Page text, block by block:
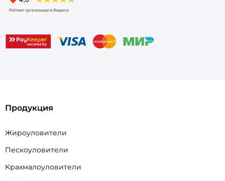
Продукция
Жироуловители
Пескоуловители
Крахмалоуловители